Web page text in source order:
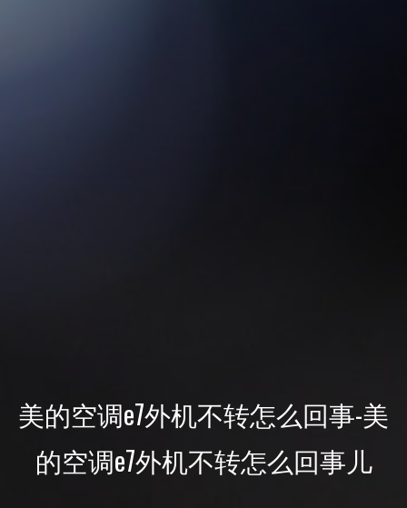
美的空调e7外机不转怎么回事-美
的空调e7外机不转怎么回事儿